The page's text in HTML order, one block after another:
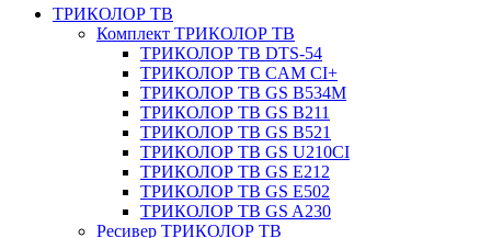
ТРИКОЛОР ТВ
Комплект ТРИКОЛОР ТВ
ТРИКОЛОР ТВ DTS-54
ТРИКОЛОР ТВ CAM CI+
ТРИКОЛОР ТВ GS B534M
ТРИКОЛОР ТВ GS B211
ТРИКОЛОР ТВ GS B521
ТРИКОЛОР ТВ GS U210CI
ТРИКОЛОР ТВ GS E212
ТРИКОЛОР ТВ GS E502
ТРИКОЛОР ТВ GS A230
Ресивер ТРИКОЛОР ТВ